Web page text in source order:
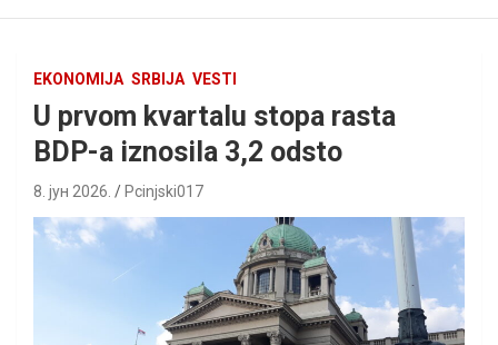
EKONOMIJA SRBIJA VESTI
U prvom kvartalu stopa rasta
BDP-a iznosila 3,2 odsto
8. јун 2026. Pcinjski017